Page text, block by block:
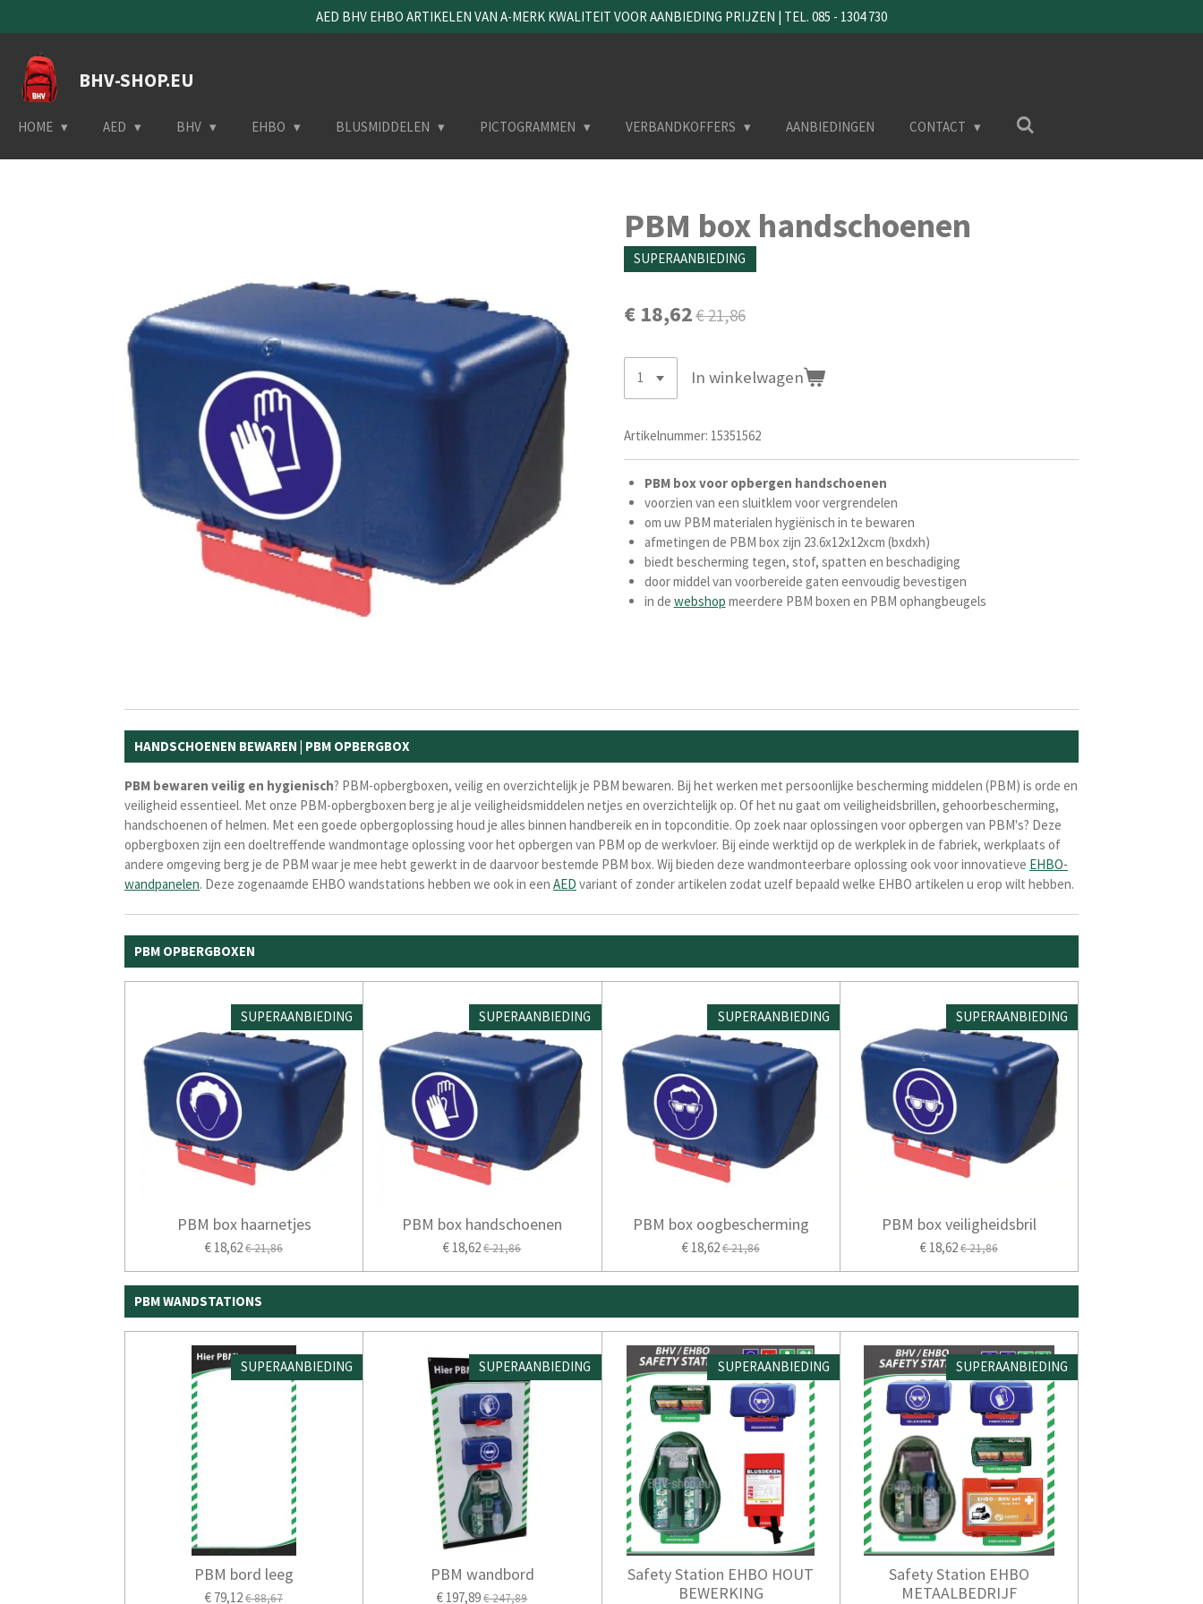
direct
naar
hoofdinhoud
AED BHV EHBO ARTIKELEN VAN A-MERK KWALITEIT VOOR AANBIEDING PRIJZEN | TEL. 085 - 1304 730
BHV-SHOP.EU
HOME AED BHV EHBO BLUSMIDDELEN PICTOGRAMMEN VERBANDKOFFERS AANBIEDINGEN CONTACT
PBM box handschoenen
SUPERAANBIEDING
€ 18,62€ 21,86
In winkelwagen
Artikelnummer: 15351562
PBM box voor opbergen handschoenen
voorzien van een sluitklem voor vergrendelen
om uw PBM materialen hygiënisch in te bewaren
afmetingen de PBM box zijn 23.6x12x12xcm (bxdxh)
biedt bescherming tegen, stof, spatten en beschadiging
door middel van voorbereide gaten eenvoudig bevestigen
in de webshop meerdere PBM boxen en PBM ophangbeugels
HANDSCHOENEN BEWAREN | PBM OPBERGBOX
PBM bewaren veilig en hygienisch? PBM-opbergboxen, veilig en overzichtelijk je PBM bewaren. Bij het werken met persoonlijke bescherming middelen (PBM) is orde en
veiligheid essentieel. Met onze PBM-opbergboxen berg je al je veiligheidsmiddelen netjes en overzichtelijk op. Of het nu gaat om veiligheidsbrillen, gehoorbescherming,
handschoenen of helmen. Met een goede opbergoplossing houd je alles binnen handbereik en in topconditie. Op zoek naar oplossingen voor opbergen van PBM's? Deze
opbergboxen zijn een doeltreffende wandmontage oplossing voor het opbergen van PBM op de werkvloer. Bij einde werktijd op de werkplek in de fabriek, werkplaats of
andere omgeving berg je de PBM waar je mee hebt gewerkt in de daarvoor bestemde PBM box. Wij bieden deze wandmonteerbare oplossing ook voor innovatieve EHBO-
wandpanelen. Deze zogenaamde EHBO wandstations hebben we ook in een AED variant of zonder artikelen zodat uzelf bepaald welke EHBO artikelen u erop wilt hebben.
PBM OPBERGBOXEN
SUPERAANBIEDING
PBM box haarnetjes
€ 18,62€ 21,86
SUPERAANBIEDING
PBM box handschoenen
€ 18,62€ 21,86
SUPERAANBIEDING
PBM box oogbescherming
€ 18,62€ 21,86
SUPERAANBIEDING
PBM box veiligheidsbril
€ 18,62€ 21,86
PBM WANDSTATIONS
SUPERAANBIEDING
PBM bord leeg
€ 79,12€ 88,67
SUPERAANBIEDING
PBM wandbord
€ 197,89€ 247,89
SUPERAANBIEDING
Safety Station EHBO HOUT
BEWERKING
SUPERAANBIEDING
Safety Station EHBO
METAALBEDRIJF